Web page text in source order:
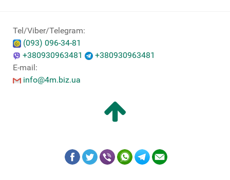
Tel/Viber/Telegram:
(093) 096-34-81
+380930963481
+380930963481
E-mail:
info@4m.biz.ua